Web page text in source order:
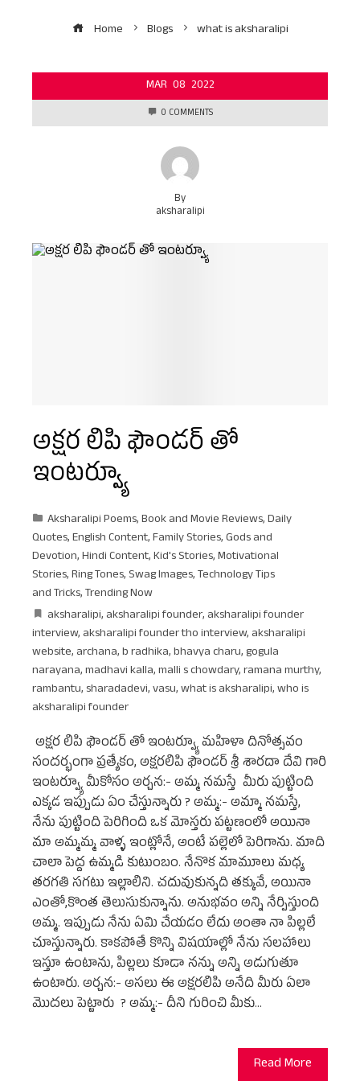
Home Blogs what is aksharalipi
MAR 08 2022
0 COMMENTS
By
aksharalipi
అక్షర లిపి ఫౌండర్ తో
ఇంటర్వ్యూ
Aksharalipi Poems,Book and Movie Reviews,Daily
Quotes,English Content,Family Stories,Gods and
Devotion,Hindi Content,Kid's Stories,Motivational
Stories,Ring Tones,Swag Images,Technology Tips
and Tricks,Trending Now
aksharalipi, aksharalipi founder, aksharalipi founder
interview, aksharalipi founder tho interview, aksharalipi
website, archana,b radhika,bhavya charu, gogula
narayana,madhavi kalla,malli s chowdary,ramana murthy,
rambantu, sharadadevi,vasu,what is aksharalipi,who is
aksharalipi founder
అక్షర లిపి ఫౌండర్ తో ఇంటర్వ్యూ మహిళా దినోత్సవం
సందర్భంగా ప్రత్యేకం, అక్షరలిపి ఫౌండర్ శ్రీ శారదా దేవి గారి
ఇంటర్వ్యూ మీకోసం అర్చన:- అమ్మ నమస్తే మీరు పుట్టింది
ఎక్కడ ఇప్పుడు ఏం చేస్తున్నారు ? అమ్మ:- అమ్మా నమస్తే,
నేను పుట్టింది పెరిగింది ఒక మోస్తరు పట్టణంలో అయినా
మా అమ్మమ్మ వాళ్ళ ఇంట్లోనే, అంటే పల్లెలో పెరిగాను. మాది
చాలా పెద్ద ఉమ్మడి కుటుంబం. నేనొక మామూలు మధ్య
తరగతి సగటు ఇల్లాలిని. చదువుకున్నది తక్కువే, అయినా
ఎంతో,కొంత తెలుసుకున్నాను. అనుభవం అన్ని నేర్పిస్తుంది
అమ్మ. ఇప్పుడు నేను ఏమి చేయడం లేదు అంతా నా పిల్లలే
చూస్తున్నారు. కాకపోతే కొన్ని విషయాల్లో నేను సలహాలు
ఇస్తూ ఉంటాను, పిల్లలు కూడా నన్ను అన్ని అడుగుతూ
ఉంటారు. అర్చన:- అసలు ఈ అక్షరలిపి అనేది మీరు ఏలా
మొదలు పెట్టారు ? అమ్మ:- దీని గురించి మీకు…
Read More